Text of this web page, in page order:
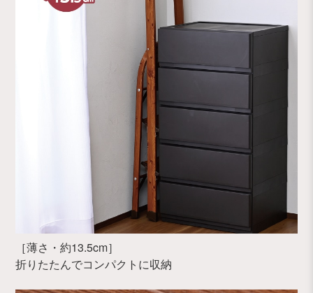
［薄さ・約13.5cm］
折りたたんでコンパクトに収納